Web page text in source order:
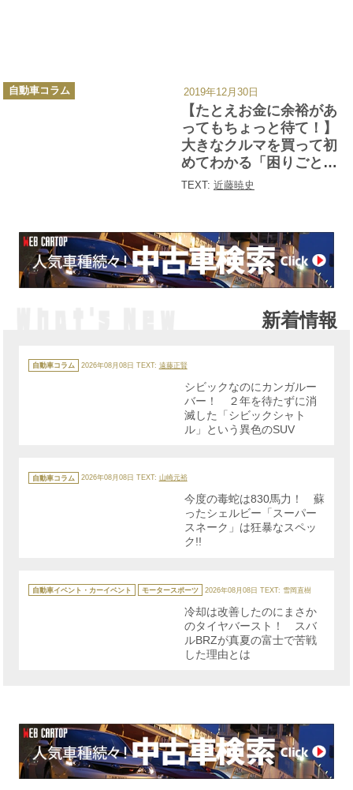
【たとえお金に余裕があ
ってもちょっと待て！】
大きなクルマを買って初
めてわかる「困りごと」
７つ
TEXT: 近藤暁史
カ
テ
自動車コラム 2019年12月30日
新着情報
カ
テ
ゴ
自動車コラム 2026年08月08日 TEXT: 遠藤正賢
シビックなのにカンガルー
バー！ ２年を待たずに消
滅した「シビックシャト
ル」という異色のSUV
テ
ゴ
自動車コラム 2026年08月08日 TEXT: 山崎元裕
今度の毒蛇は830馬力！ 蘇
ったシェルビー「スーパー
スネーク」は狂暴なスペッ
ク!!
テ
ゴ
自動車イベント・カーイベント モータースポーツ 2026年08月08日 TEXT: 雪岡直樹
冷却は改善したのにまさか
のタイヤバースト！ スバ
ルBRZが真夏の富士で苦戦
した理由とは